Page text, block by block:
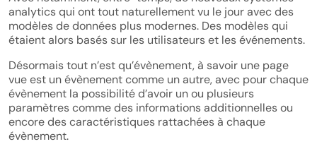
analytics qui ont tout naturellement vu le jour avec des
modèles de données plus modernes. Des modèles qui
étaient alors basés sur les utilisateurs et les événements.
Désormais tout n’est qu’évènement, à savoir une page
vue est un évènement comme un autre, avec pour chaque
évènement la possibilité d’avoir un ou plusieurs
paramètres comme des informations additionnelles ou
encore des caractéristiques rattachées à chaque
évènement.